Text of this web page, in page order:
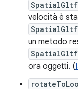
velocità è
un metodo
ora oggetti. (